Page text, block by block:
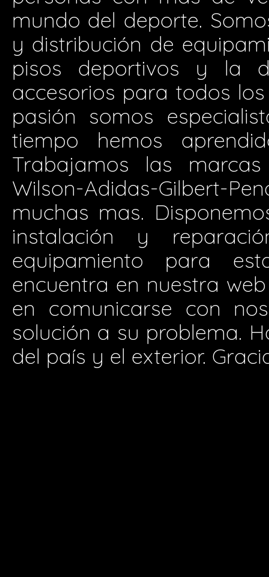
mundo del deporte.
y distribución de
pisos deportivos y la
accesorios para todos
pasión somos
tiempo hemos
Trabajamos las
Wilson-Adidas-
muchas mas.
instalación y
equipamiento para
encuentra en nuestra
en comunicarse con
solución a su problema.
del país y el exterior.